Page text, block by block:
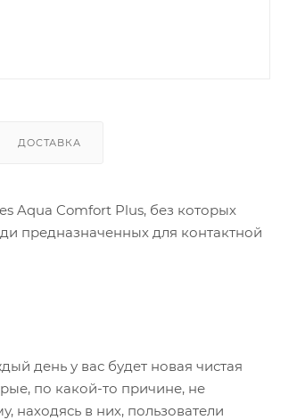
ДОСТАВКА
Aqua Comfort Plus, без которых
предназначенных для контактной
день у вас будет новая чистая
по какой-то причине, не
находясь в них, пользователи